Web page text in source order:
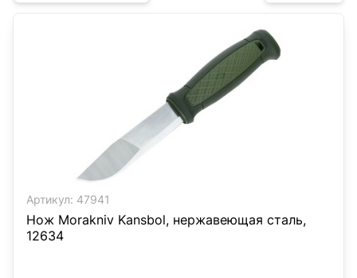
Артикул: 47941
Нож Morakniv Kansbol, нержавеющая сталь,
12634